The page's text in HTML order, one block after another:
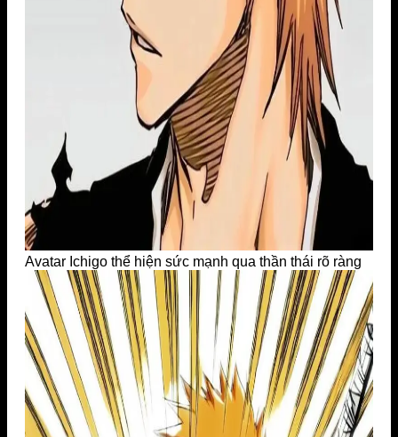
Avatar Ichigo thể hiện sức mạnh qua thần thái rõ ràng